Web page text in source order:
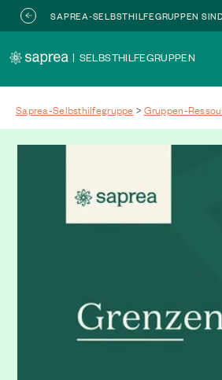
Zum Hauptinhalt springen
SAPREA-SELBSTHILFEGRUPPEN
| SELBSTHILFEGRUPPEN
Saprea-Selbsthilfegruppe > Gruppen-